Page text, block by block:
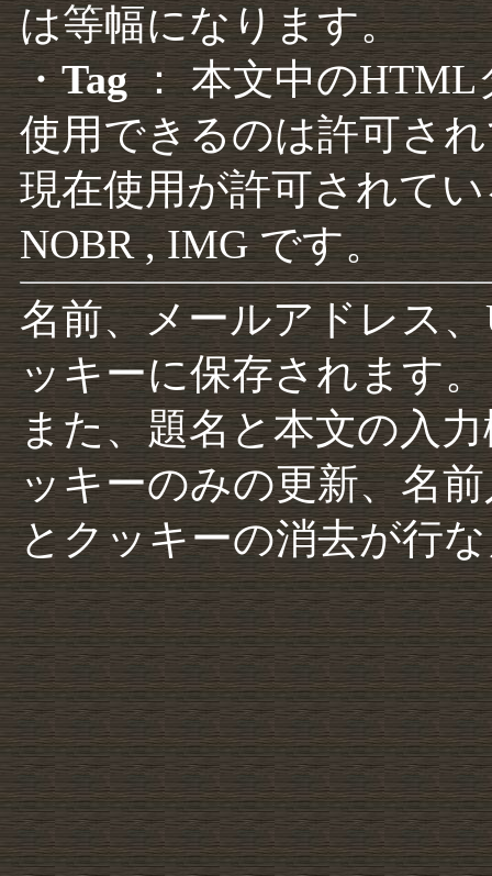
は等幅になります。
・Tag： 本文中のHTML
使用できるのは許可さ
現在使用が許可されて
NOBR , IMG です。
名前、メールアドレス
ッキーに保存されます。
また、題名と本文の入
ッキーのみの更新、名
とクッキーの消去が行